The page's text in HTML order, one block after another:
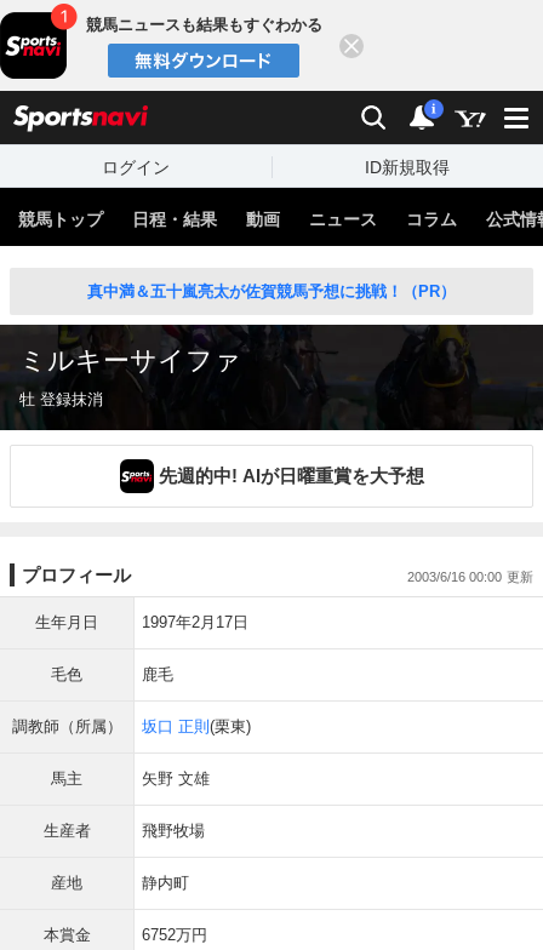
競馬ニュースも結果もすぐわかる
検索 通知
i
ログイン ID新規取得
競馬トップ 日程・結果 動画 ニュース コラム 公式情
真中満＆五十嵐亮太が佐賀競馬予想に挑戦！（PR）
ミルキーサイファ
牡 登録抹消
先週的中! AIが日曜重賞を大予想
プロフィール 2003/6/16 00:00
生年月日 1997年2月17日
毛色 鹿毛
調教師（所属） 坂口 正則 (栗東)
馬主 矢野 文雄
生産者 飛野牧場
産地 静内町
本賞金 6752万円